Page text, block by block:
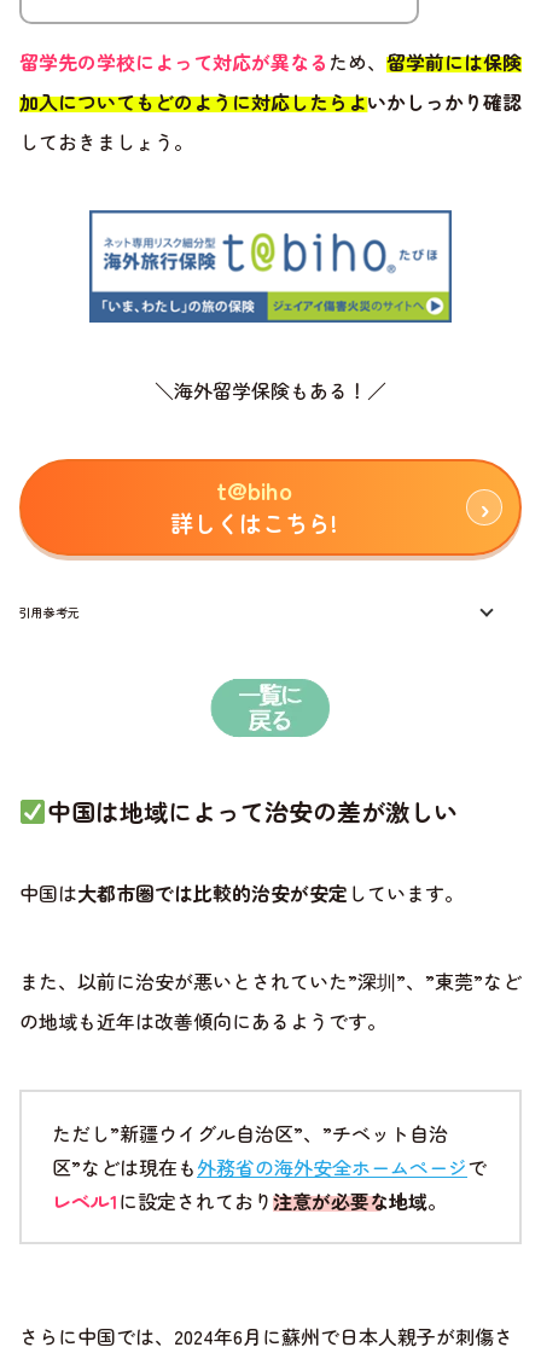
留学先の学校によって対応が異なる ため、 留学前には保険
加入についてもどのように対応したらよいかしっかり確認
しておきましょう。
＼海外留学保険もある！／
t@biho
詳しくはこちら!
引用参考元
中国は地域によって治安の差が激しい
中国は大都市圏では比較的治安が安定 しています。
また、以前に治安が悪いとされていた”深圳”、”東莞”など
の地域も近年は改善傾向にあるようです。
ただし”新疆ウイグル自治区”、”チベット自治
区”などは現在も外務省の海外安全ホームページで
レベル1に設定されており注意が必要な地域。
さらに中国では、2024年6月に蘇州で日本人親子が刺傷さ